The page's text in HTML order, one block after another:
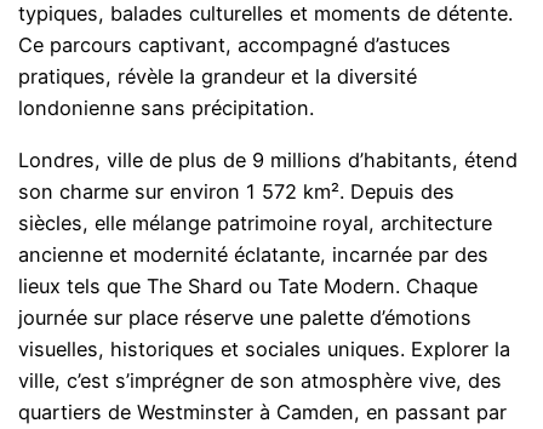
typiques, balades culturelles et moments de détente.
Ce parcours captivant, accompagné d’astuces
pratiques, révèle la grandeur et la diversité
londonienne sans précipitation.
Londres, ville de plus de 9 millions d’habitants, étend
son charme sur environ 1 572 km². Depuis des
siècles, elle mélange patrimoine royal, architecture
ancienne et modernité éclatante, incarnée par des
lieux tels que The Shard ou Tate Modern. Chaque
journée sur place réserve une palette d’émotions
visuelles, historiques et sociales uniques. Explorer la
ville, c’est s’imprégner de son atmosphère vive, des
quartiers de Westminster à Camden, en passant par